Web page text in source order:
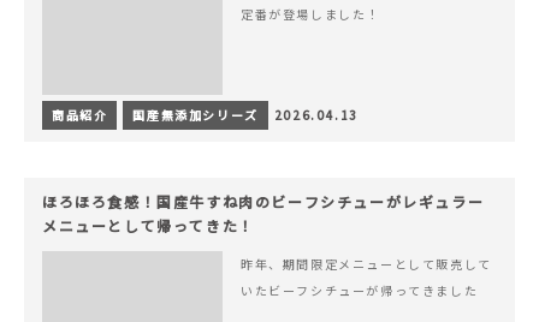
定番が登場しました！
商品紹介 国産無添加シリーズ 2026.04.13
ほろほろ食感！国産牛すね肉のビーフシチューがレギュラー
メニューとして帰ってきた！
昨年、期間限定メニューとして販売して
いたビーフシチューが帰ってきました